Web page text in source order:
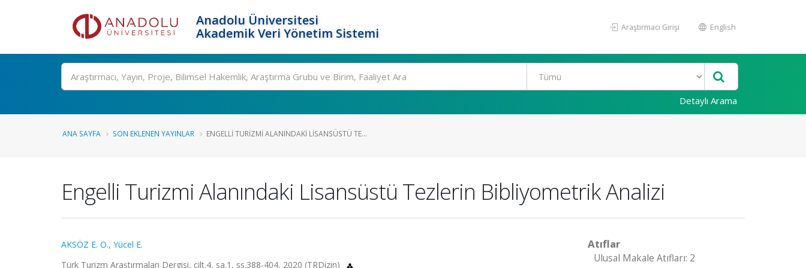
Anadolu Üniversitesi
Akademik Veri Yönetim Sistemi
Araştırmacı Girişi English
Ara
Detaylı Arama
ANA SAYFA SON EKLENEN YAYINLAR ENGELLI TURIZMI ALANINDAKI LISANSÜSTÜ TE...
Engelli Turizmi Alanındaki Lisansüstü Tezlerin Bibliyometrik Analizi
AKSÖZ E. O., Yücel E.
Türk Turizm Araştırmaları Dergisi, cilt.4, sa.1, ss.388-404, 2020 (TRDizin)
Atıflar
Ulusal Makale Atıfları: 2